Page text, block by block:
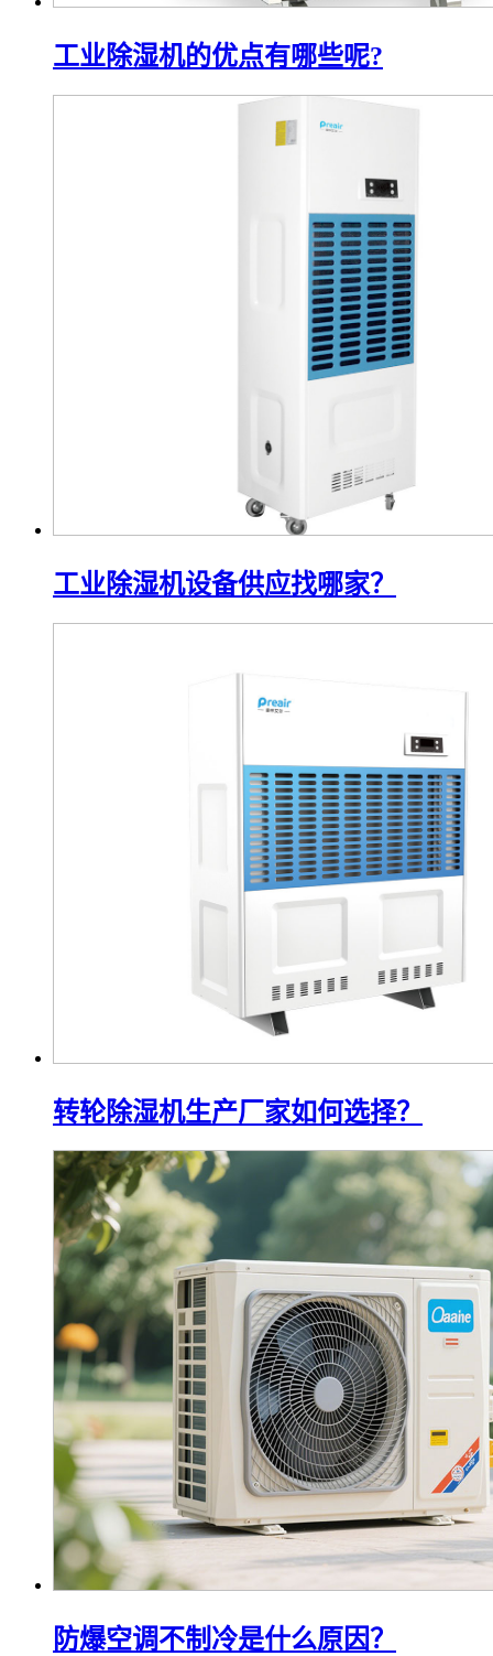
工业除湿机的优点有哪些呢?
工业除湿机设备供应找哪家？
转轮除湿机生产厂家如何选择？
防爆空调不制冷是什么原因？